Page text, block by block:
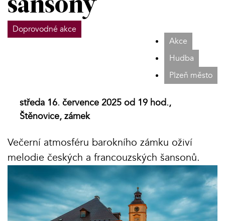
šansony
Doprovodné akce
Akce
Hudba
Plzeň město
středa 16. července 2025 od 19 hod.,
Štěnovice, zámek
Večerní atmosféru barokního zámku oživí
melodie českých a francouzských šansonů.